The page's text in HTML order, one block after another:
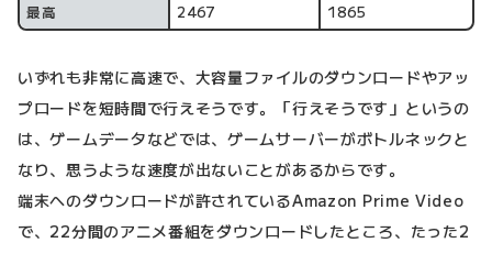
最高
2467 1865
いずれも非常に高速で、大容量ファイルのダウンロードやアッ
プロードを短時間で行えそうです。「行えそうです」というの
は、ゲームデータなどでは、ゲームサーバーがボトルネックと
なり、思うような速度が出ないことがあるからです。
端末へのダウンロードが許されているAmazon Prime Video
で、22分間のアニメ番組をダウンロードしたところ、たった2